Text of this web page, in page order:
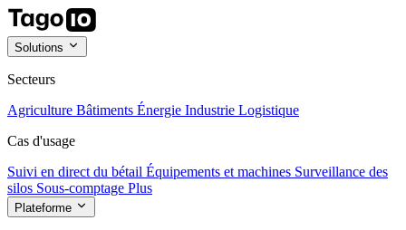
Solutions
Secteurs
Agriculture Bâtiments Énergie Industrie Logistique
Cas d'usage
Suivi en direct du bétail Équipements et machines Surveillance des
silos Sous-comptage Plus
Plateforme